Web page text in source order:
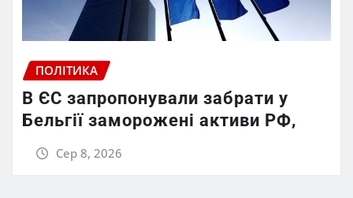
ПОЛІТИКА
В ЄС запропонували забрати у
Бельгії заморожені активи РФ,
Сер 8, 2026